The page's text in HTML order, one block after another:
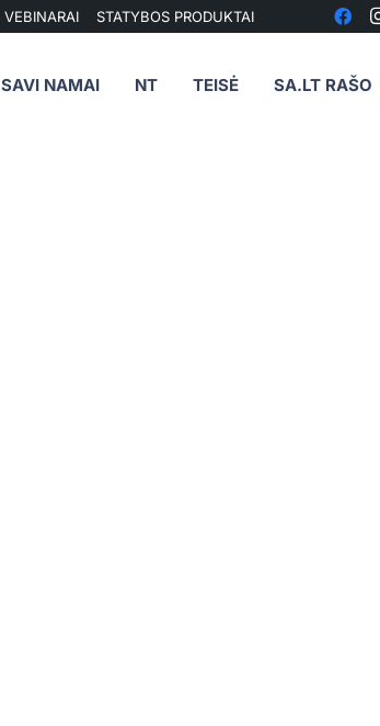
VEBINARAI STATYBOS PRODUKTAI
SAVI NAMAI NT TEISĖ SA.LT RAŠO